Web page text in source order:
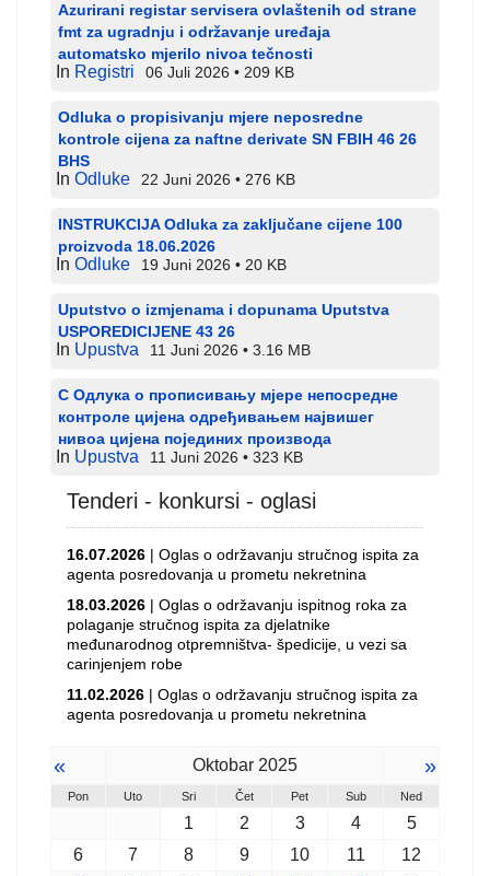
Azurirani registar servisera ovlaštenih od strane
fmt za ugradnju i održavanje uređaja
automatsko mjerilo nivoa tečnosti
In Registri 06 Juli 2026 209 KB
Odluka o propisivanju mjere neposredne
kontrole cijena za naftne derivate SN FBIH 46 26
BHS
In Odluke 22 Juni 2026 276 KB
INSTRUKCIJA Odluka za zaključane cijene 100
proizvoda 18.06.2026
In Odluke 19 Juni 2026 20 KB
Uputstvo o izmjenama i dopunama Uputstva
USPOREDICIJENE 43 26
In Upustva 11 Juni 2026 3.16 MB
С Одлука о прописивању мјере непосредне
контроле цијена одређивањем највишег
нивоа цијена појединих производа
In Upustva 11 Juni 2026 323 KB
Tenderi - konkursi - oglasi
16.07.2026 | Oglas o održavanju stručnog ispita za
agenta posredovanja u prometu nekretnina
18.03.2026 | Oglas o održavanju ispitnog roka za
polaganje stručnog ispita za djelatnike
međunarodnog otpremništva- špedicije, u vezi sa
carinjenjem robe
11.02.2026 | Oglas o održavanju stručnog ispita za
agenta posredovanja u prometu nekretnina
« Oktobar 2025 »
Pon Uto Sri Čet Pet Sub Ned
1 2 3 4
5
6
7 8 9 10 11
12